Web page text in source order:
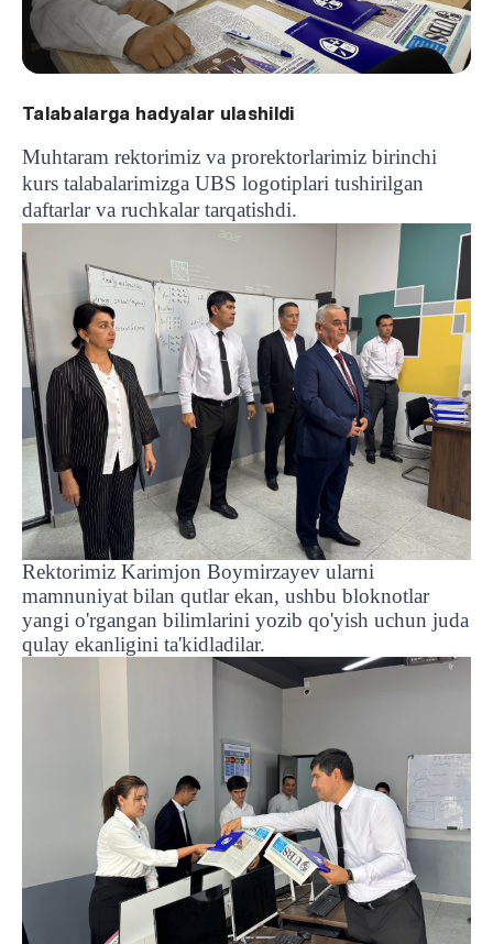
Talabalarga hadyalar ulashildi
Muhtaram rektorimiz va prorektorlarimiz birinchi
kurs talabalarimizga UBS logotiplari tushirilgan
daftarlar va ruchkalar tarqatishdi.
Rektorimiz Karimjon Boymirzayev ularni
mamnuniyat bilan qutlar ekan, ushbu bloknotlar
yangi o'rgangan bilimlarini yozib qo'yish uchun juda
qulay ekanligini ta'kidladilar.